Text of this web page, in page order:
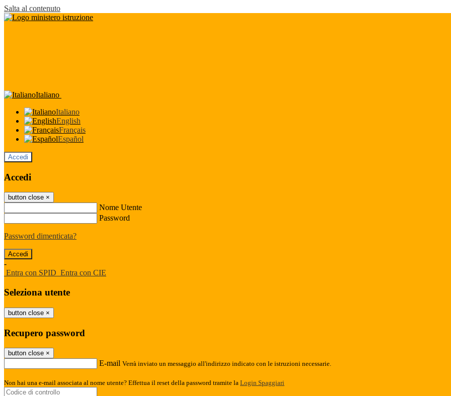
Salta al contenuto
Italiano
Italiano
English
Français
Español
Accedi
Accedi
button close ×
Nome Utente
Password
Password dimenticata?
-
Entra con SPID Entra con CIE
Seleziona utente
button close ×
Recupero password
button close ×
E-mail Verrà inviato un messaggio all'indirizzo indicato con le istruzioni necessarie.
Non hai una e-mail associata al nome utente? Effettua il reset della password tramite la Login Spaggiari